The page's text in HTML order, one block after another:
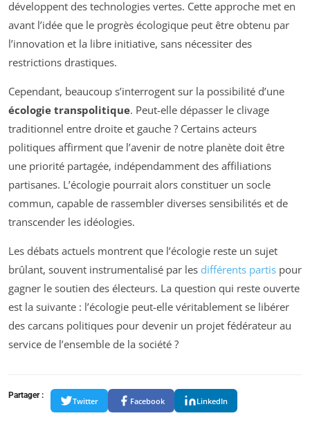
développent des technologies vertes. Cette approche met en
avant l’idée que le progrès écologique peut être obtenu par
l’innovation et la libre initiative, sans nécessiter des
restrictions drastiques.
Cependant, beaucoup s’interrogent sur la possibilité d’une
écologie transpolitique. Peut-elle dépasser le clivage
traditionnel entre droite et gauche ? Certains acteurs
politiques affirment que l’avenir de notre planète doit être
une priorité partagée, indépendamment des affiliations
partisanes. L’écologie pourrait alors constituer un socle
commun, capable de rassembler diverses sensibilités et de
transcender les idéologies.
Les débats actuels montrent que l’écologie reste un sujet
brûlant, souvent instrumentalisé par les différents partis pour
gagner le soutien des électeurs. La question qui reste ouverte
est la suivante : l’écologie peut-elle véritablement se libérer
des carcans politiques pour devenir un projet fédérateur au
service de l’ensemble de la société ?
Partager :
Twitter Facebook LinkedIn